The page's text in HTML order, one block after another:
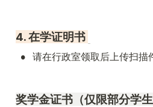
4. 在学证明书
• 请在行政室领取后上传扫描
奖学金证书（仅限部分学生